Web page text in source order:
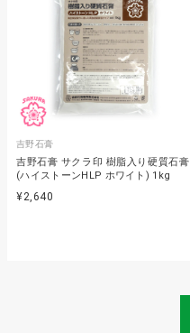
吉野石膏
吉野石膏 サクラ印 樹脂入り硬質石膏
(ハイストーンHLP ホワイト) 1kg
¥2,640